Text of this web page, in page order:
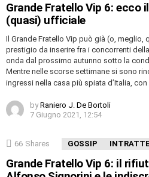
Grande Fratello Vip 6: ecco
(quasi) ufficiale
Il Grande Fratello Vip può già (o, meglio,
prestigio da inserire fra i concorrenti
onda dal prossimo autunno sotto la
Mentre nelle scorse settimane si sono
ingressi nella casa più spiata d’Italia, con
by Raniero J. De Bortoli
7 Giugno 2021, 12:54
66 Shares GOSSIP
Grande Fratello Vip 6: il